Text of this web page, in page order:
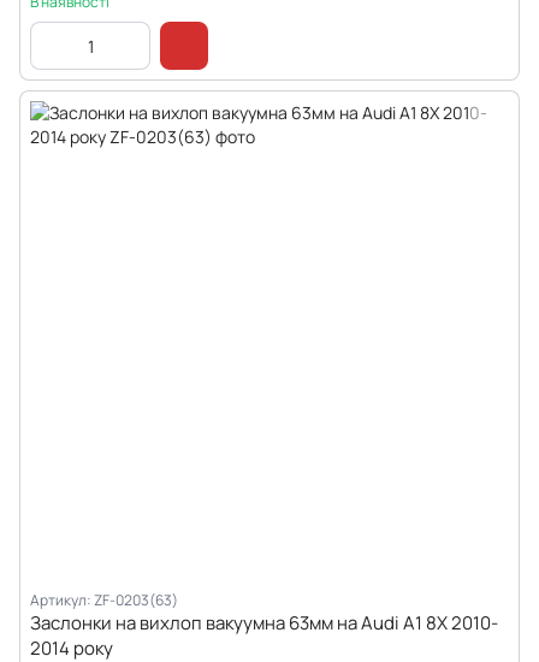
Артикул: ZF-0203(63)
Заслонки на вихлоп вакуумна 63мм на Audi A1 8X 2010-
2014 року